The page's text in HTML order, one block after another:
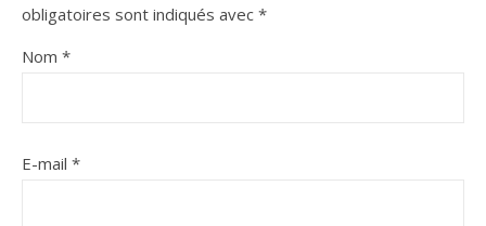
obligatoires sont indiqués avec *
Nom *
E-mail *